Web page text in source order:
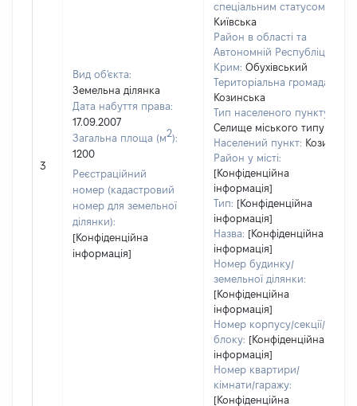
3
Вид об'єкта:
Земельна ділянка
Дата набуття права:
17.09.2007
Загальна площа (м2):
1200
Реєстраційний
номер (кадастровий
номер для земельної
ділянки):
[Конфіденційна
інформація]
спеціальним статусом:
Київська
Район в області та
Автономній Республіці
Крим: Обухівський
Територіальна громада:
Козинська
Тип населеного пункту:
Селище міського типу
Населений пункт: Козин
Район у місті:
[Конфіденційна
інформація]
Тип: [Конфіденційна
інформація]
Назва: [Конфіденційна
інформація]
Номер будинку/
земельної ділянки:
[Конфіденційна
інформація]
Номер корпусу/секції/
блоку: [Конфіденційна
інформація]
Номер квартири/
кімнати/гаражу:
[Конфіденційна